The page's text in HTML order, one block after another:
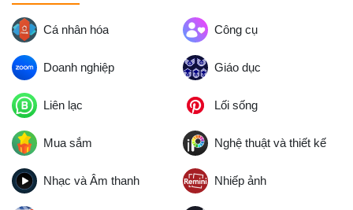
Cá nhân hóa Công cụ
Doanh nghiệp Giáo dục
Liên lạc Lối sống
Mua sắm Nghệ thuật và thiết kế
Nhạc và Âm thanh Nhiếp ảnh